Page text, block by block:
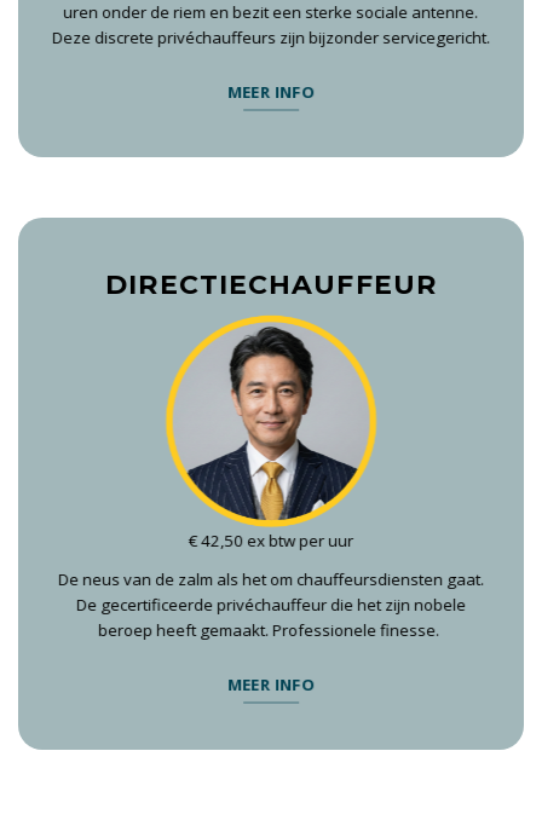
uren onder de riem en bezit een sterke sociale antenne.
Deze discrete privéchauffeurs zijn bijzonder servicegericht.
MEER INFO
€ 42,50 ex btw per uur
De neus van de zalm als het om chauffeursdiensten gaat.
De gecertificeerde privéchauffeur die het zijn nobele
beroep heeft gemaakt. Professionele finesse.
MEER INFO
DIRECTIECHAUFFEUR